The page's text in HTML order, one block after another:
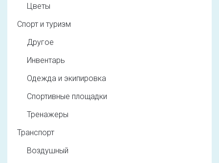
Цветы
Спорт и туризм
Другое
Инвентарь
Одежда и экипировка
Спортивные площадки
Тренажеры
Транспорт
Воздушный